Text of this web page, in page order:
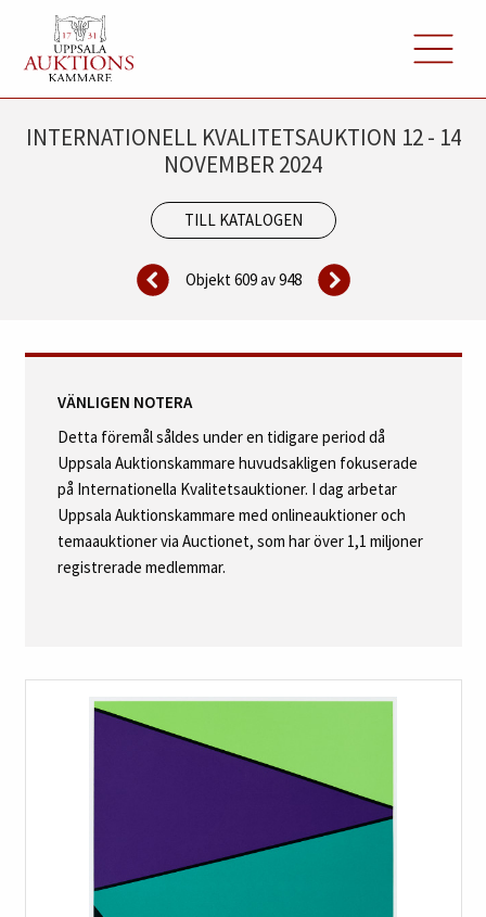
INTERNATIONELL KVALITETSAUKTION 12 - 14
NOVEMBER 2024
TILL KATALOGEN
Objekt 609 av948
VÄNLIGEN NOTERA
Detta föremål såldes under en tidigare period då
Uppsala Auktionskammare huvudsakligen fokuserade
på Internationella Kvalitetsauktioner. I dag arbetar
Uppsala Auktionskammare med onlineauktioner och
temaauktioner via Auctionet, som har över 1,1 miljoner
registrerade medlemmar.